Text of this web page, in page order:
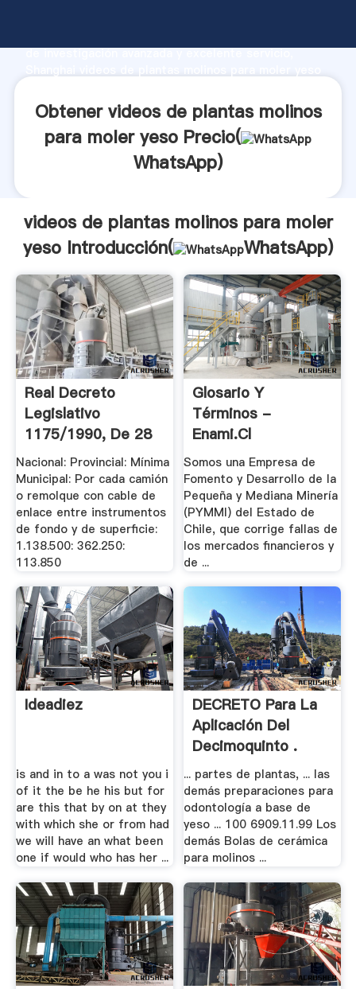
de investigación avanzada y excelente servicio,
clientes.
Obtener videos de plantas molinos
para moler yeso Precio(
WhatsApp)
videos de plantas molinos para moler
yeso Introducción(
WhatsApp)
Real Decreto
Legislativo
1175/1990, De 28
De .
Nacional: Provincial: Mínima
Municipal: Por cada camión
o remolque con cable de
enlace entre instrumentos
de fondo y de superficie:
1.138.500: 362.250:
113.850
Glosario Y
Términos -
Enami.cl
Somos una Empresa de
Fomento y Desarrollo de la
Pequeña y Mediana Minería
(PYMMI) del Estado de
Chile, que corrige fallas de
los mercados financieros y
de ...
Ideadiez
is and in to a was not you i
of it the be he his but for
are this that by on at they
with which she or from had
we will have an what been
one if would who has her ...
DECRETO Para La
Aplicación Del
Decimoquinto .
... partes de plantas, ... las
demás preparaciones para
odontología a base de
yeso ... 100 6909.11.99 Los
demás Bolas de cerámica
para molinos ...